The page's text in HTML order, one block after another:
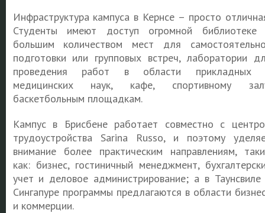
Инфраструктура кампуса в Кернсе – просто
Студенты имеют доступ огромной библиотеке
большим количеством мест для
подготовки или групповых встреч, лаборатории
проведения работ в области прикладных
медицинских наук, кафе, спортивному
баскетбольным площадкам.
Кампус в Брисбене работает совместно с
трудоустройства Sarina Russo, и поэтому
внимание более практическим направлениям,
как: бизнес, гостиничный менеджмент,
учет и деловое администрирование; а в Таунсвиле
Сингапуре программы предлагаются в области
и коммерции.